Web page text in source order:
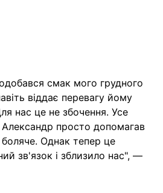
смак мого грудного
віддає перевагу йому
нас це не збочення. Усе
просто допомагав
боляче. Однак тепер це
зв'язок і зблизило нас", —